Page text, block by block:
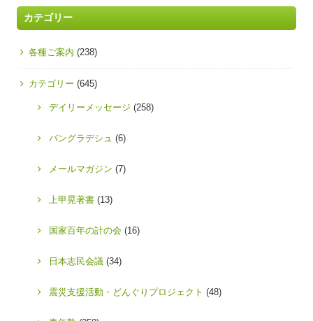
カテゴリー
各種ご案内 (238)
カテゴリー (645)
デイリーメッセージ (258)
バングラデシュ (6)
メールマガジン (7)
上甲晃著書 (13)
国家百年の計の会 (16)
日本志民会議 (34)
震災支援活動・どんぐりプロジェクト (48)